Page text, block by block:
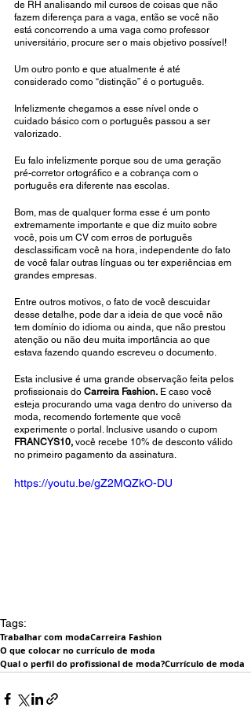
de RH analisando mil cursos de coisas que não
fazem diferença para a vaga, então se você não
está concorrendo a uma vaga como professor
universitário, procure ser o mais objetivo possível!
Um outro ponto e que atualmente é até
considerado como “distinção” é o português.
Infelizmente chegamos a esse nível onde o
cuidado básico com o português passou a ser
valorizado.
Eu falo infelizmente porque sou de uma geração
pré-corretor ortográfico e a cobrança com o
português era diferente nas escolas.
Bom, mas de qualquer forma esse é um ponto
extremamente importante e que diz muito sobre
você, pois um CV com erros de português
desclassificam você na hora, independente do fato
de você falar outras línguas ou ter experiências em
grandes empresas.
Entre outros motivos, o fato de você descuidar
desse detalhe, pode dar a ideia de que você não
tem domínio do idioma ou ainda, que não prestou
atenção ou não deu muita importância ao que
estava fazendo quando escreveu o documento.
Esta inclusive é uma grande observação feita pelos
profissionais do Carreira Fashion. E caso você
esteja procurando uma vaga dentro do universo da
moda, recomendo fortemente que você
experimente o portal. Inclusive usando o cupom
FRANCYS10, você recebe 10% de desconto válido
no primeiro pagamento da assinatura.
https://youtu.be/gZ2MQZkO-DU
Tags:
Trabalhar com modaCarreira Fashion
O que colocar no currículo de moda
Qual o perfil do profissional de moda?Currículo de moda